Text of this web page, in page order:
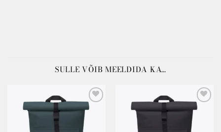
SULLE VÕIB MEELDIDA KA…
Lisa
soovinimekirja
Lisa
soovinimekirja